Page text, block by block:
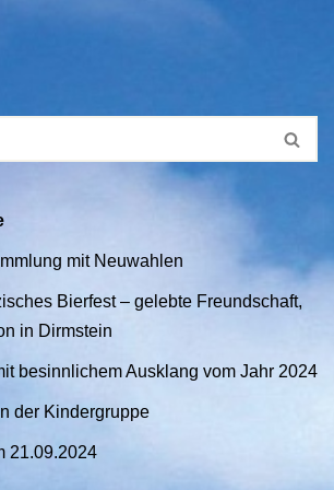
mit Neuwahlen
Bierfest – gelebte Freundschaft,
in Dirmstein
besinnlichem Ausklang vom Jahr 2024
der Kindergruppe
21.09.2024